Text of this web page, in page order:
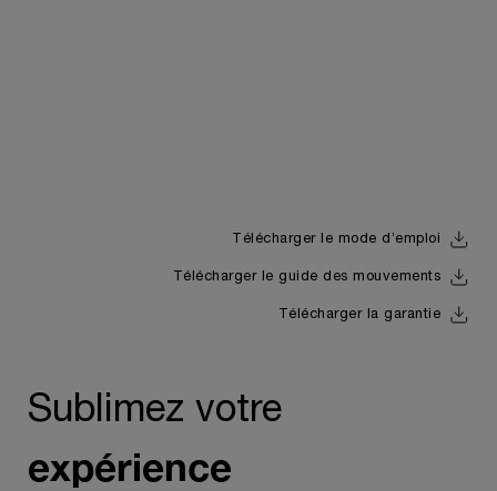
Télécharger le mode d’emploi
Télécharger le guide des mouvements
Télécharger la garantie
Sublimez votre
expérience